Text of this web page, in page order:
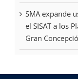
SMA expande
el SISAT a los
Gran